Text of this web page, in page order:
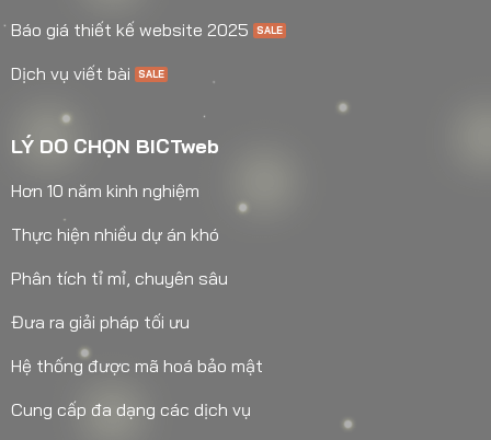
Báo giá thiết kế website 2025
Dịch vụ viết bài
LÝ DO CHỌN BICTweb
Hơn 10 năm kinh nghiệm
Thực hiện nhiều dự án khó
Phân tích tỉ mỉ, chuyên sâu
Đưa ra giải pháp tối ưu
Hệ thống được mã hoá bảo mật
Cung cấp đa dạng các dịch vụ